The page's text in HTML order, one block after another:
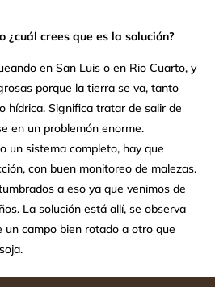
¿cuál crees que es la solución?
en San Luis o en Rio Cuarto, y
porque la tierra se va, tanto
hídrica. Significa tratar de salir de
en un problemón enorme.
un sistema completo, hay que
con buen monitoreo de malezas.
a eso ya que venimos de
La solución está allí, se observa
campo bien rotado a otro que